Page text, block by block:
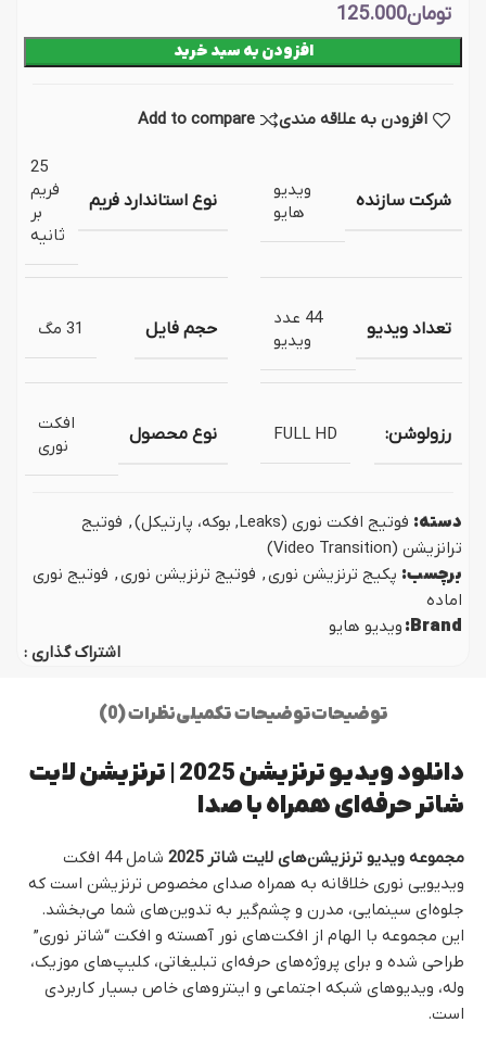
تومان125.000
افزودن به سبد خرید
افزودن به علاقه مندی Add to compare
شرکت سازنده
ویدیو
هایو
نوع استاندارد فریم
25
فریم
بر
ثانیه
تعداد ویدیو
44 عدد
ویدیو
حجم فایل 31 مگ
رزولوشن: FULL HD نوع محصول
افکت
نوری
دسته: فوتیج افکت نوری (Leaks, بوکه، پارتیکل) , فوتیج
ترانزیشن (Video Transition)
برچسب: پکیج ترنزیشن نوری, فوتیج ترنزیشن نوری, فوتیج نوری
اماده
Brand: ویدیو هایو
اشتراک گذاری :
توضیحاتتوضیحات تکمیلینظرات (0)
دانلود ویدیو ترنزیشن 2025 | ترنزیشن لایت
شاتر حرفه‌ای همراه با صدا
مجموعه ویدیو ترنزیشن‌های لایت شاتر 2025
شامل 44 افکت
ویدیویی نوری خلاقانه به همراه صدای مخصوص ترنزیشن است که
جلوه‌ای سینمایی، مدرن و چشم‌گیر به تدوین‌های شما می‌بخشد.
این مجموعه با الهام از افکت‌های نور آهسته و افکت “شاتر نوری”
طراحی شده و برای پروژه‌های حرفه‌ای تبلیغاتی، کلیپ‌های موزیک،
وله، ویدیوهای شبکه اجتماعی و اینتروهای خاص بسیار کاربردی
است.